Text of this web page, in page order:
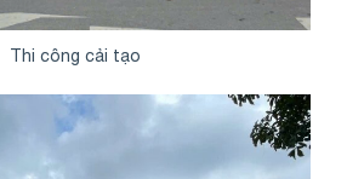
Thi công cải tạo